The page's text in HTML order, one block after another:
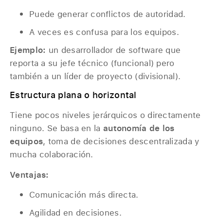
Puede generar conflictos de autoridad.
A veces es confusa para los equipos.
Ejemplo: un desarrollador de software que
reporta a su jefe técnico (funcional) pero
también a un líder de proyecto (divisional).
Estructura plana o horizontal
Tiene pocos niveles jerárquicos o directamente
ninguno. Se basa en la autonomía de los
equipos, toma de decisiones descentralizada y
mucha colaboración.
Ventajas:
Comunicación más directa.
Agilidad en decisiones.